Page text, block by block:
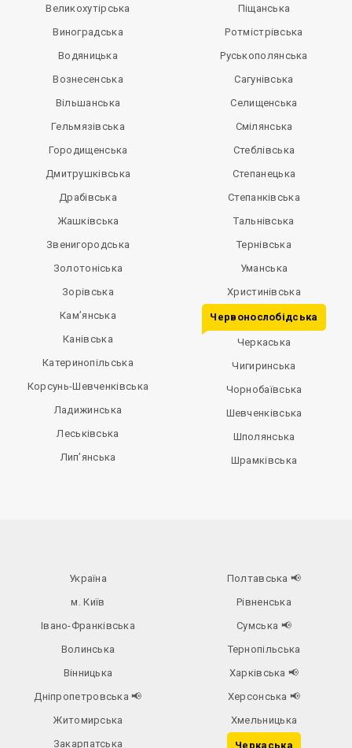
Великохутірська
Виноградська
Водяницька
Вознесенська
Вільшанська
Гельмязівська
Городищенська
Дмитрушківська
Драбівська
Жашківська
Звенигородська
Золотоніська
Зорівська
Кам’янська
Канівська
Катеринопільська
Корсунь-Шевченківська
Ладижинська
Леськівська
Лип’янська
Піщанська
Ротмістрівська
Руськополянська
Сагунівська
Селищенська
Смілянська
Стеблівська
Степанецька
Степанківська
Тальнівська
Тернівська
Уманська
Христинівська
Червонослобідська
Черкаська
Чигиринська
Чорнобаївська
Шевченківська
Шполянська
Шрамківська
Україна
м. Київ
Івано-Франківська
Волинська
Вінницька
Дніпропетровська📢
Житомирська
Закарпатська
Полтавська 📢
Рівненська
Сумська 📢
Тернопільська
Харківська 📢
Херсонська 📢
Хмельницька
Черкаська